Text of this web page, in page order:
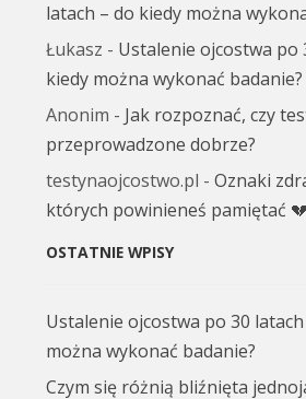
latach – do kiedy można
Łukasz - Ustalenie ojcostwa po
kiedy można wykonać badanie?
Anonim - Jak rozpoznać, czy
przeprowadzone dobrze?
testynaojcostwo.pl -Oznaki
których powinieneś pamiętać 💔
OSTATNIE WPISY
Ustalenie ojcostwa po 30
można wykonać badanie?
Czym się różnią bliźnięta